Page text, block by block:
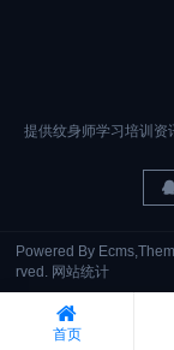
提供纹身师学习培训资
Powered By Ecms
rved. 网站统计
首页